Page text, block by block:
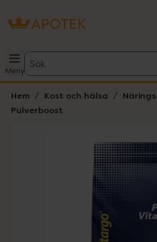
Meny
Sök
Hem Kost och hälsa
Pulverboost
Lista: . Innehåller 1